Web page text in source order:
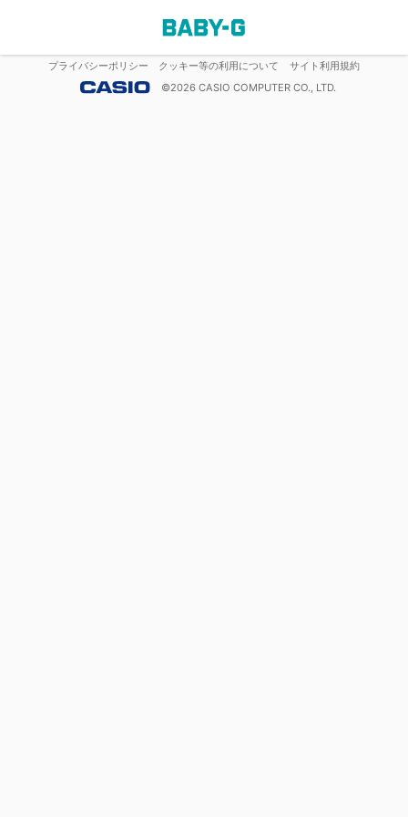
プライバシーポリシー クッキー等の利用について
サイト利用規約
©2026 CASIO COMPUTER CO., LTD.